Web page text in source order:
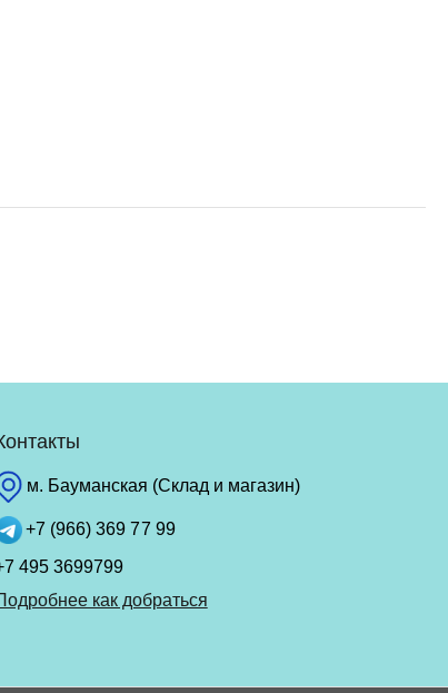
м. Бауманская (Склад и магазин)
+7 (966) 369 77 99
495 3699799
как добраться